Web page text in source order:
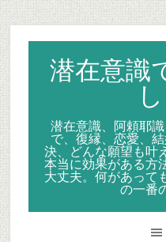
Skip
to
secondary
menu
Skip
to
main
content
Skip
to
primary
sidebar
潜在意識
潜在意識、阿頼耶
で、復縁、恋愛、
決、どんな願望も叶
本当に効果がある方
大丈夫。何があって
の一番